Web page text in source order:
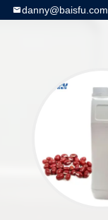
danny@baisfu.com